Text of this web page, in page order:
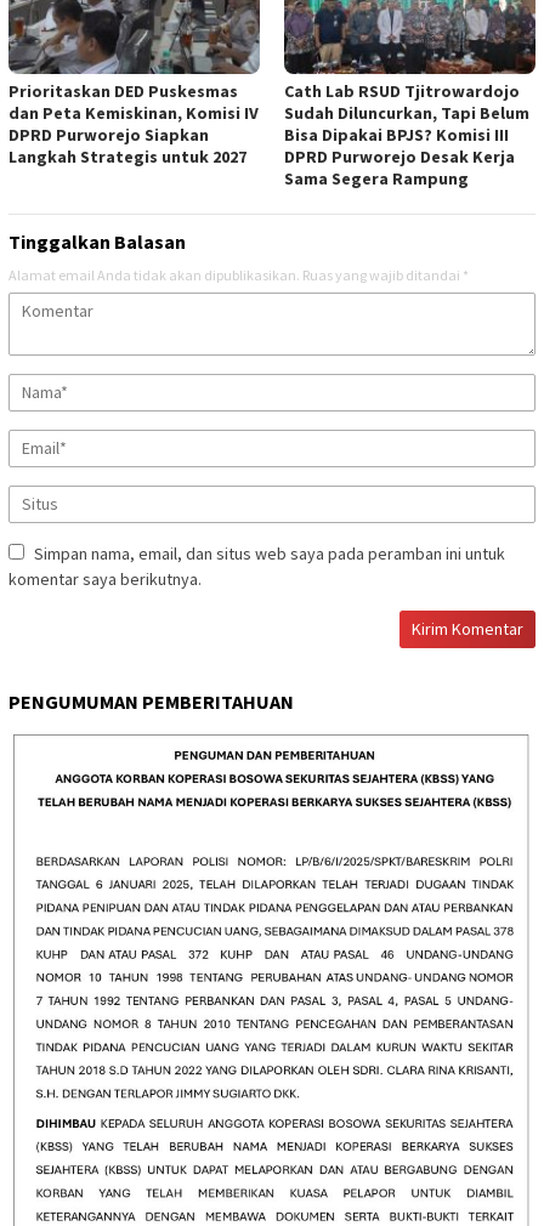
‎Prioritaskan DED Puskesmas
dan Peta Kemiskinan, Komisi IV
DPRD Purworejo Siapkan
Langkah Strategis untuk 2027 ‎
‎Cath Lab RSUD Tjitrowardojo
Sudah Diluncurkan, Tapi Belum
Bisa Dipakai BPJS? Komisi III
DPRD Purworejo Desak Kerja
Sama Segera Rampung
Tinggalkan Balasan
Alamat email Anda tidak akan dipublikasikan. Ruas yang wajib ditandai *
Simpan nama, email, dan situs web saya pada peramban ini untuk
komentar saya berikutnya.
PENGUMUMAN PEMBERITAHUAN